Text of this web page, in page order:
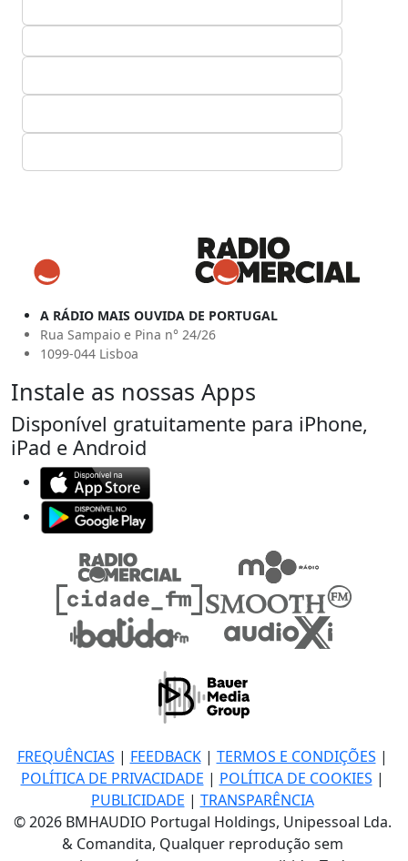
A RÁDIO MAIS OUVIDA DE PORTUGAL
Rua Sampaio e Pina n° 24/26
1099-044 Lisboa
Instale as nossas Apps
Disponível gratuitamente para iPhone,
iPad e Android
FREQUÊNCIAS | FEEDBACK| TERMOS E CONDIÇÕES |
POLÍTICA DE PRIVACIDADE | POLÍTICA DE COOKIES |
PUBLICIDADE | TRANSPARÊNCIA
© 2026 BMHAUDIO Portugal Holdings, Unipessoal Lda.
& Comandita, Qualquer reprodução sem